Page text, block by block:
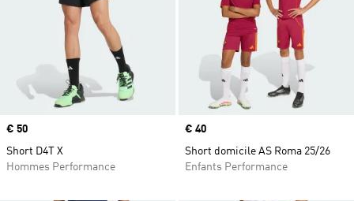
Prix
€ 50
Short D4T X
Hommes Performance
Prix
€ 40
Short domicile AS Roma 25/26
Enfants Performance